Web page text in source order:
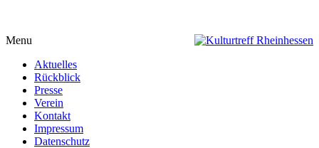
Menu
Aktuelles
Rückblick
Presse
Verein
Kontakt
Impressum
Datenschutz